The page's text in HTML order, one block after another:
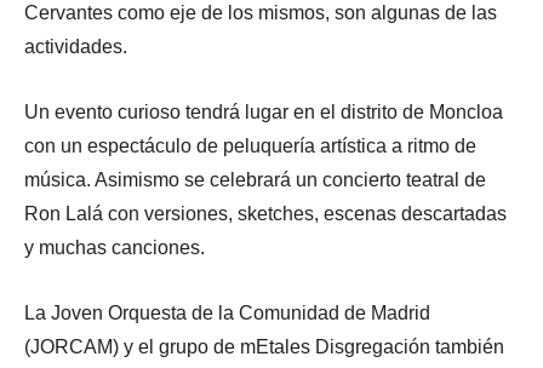
Cervantes como eje de los mismos, son algunas de las
actividades.
Un evento curioso tendrá lugar en el distrito de Moncloa
con un espectáculo de peluquería artística a ritmo de
música. Asimismo se celebrará un concierto teatral de
Ron Lalá con versiones, sketches, escenas descartadas
y muchas canciones.
La Joven Orquesta de la Comunidad de Madrid
(JORCAM) y el grupo de mEtales Disgregación también